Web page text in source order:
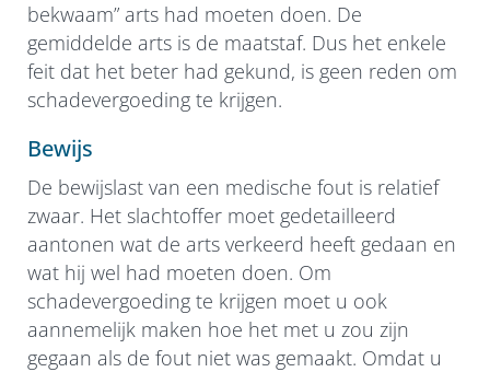
bekwaam” arts had moeten doen. De
gemiddelde arts is de maatstaf. Dus het enkele
feit dat het beter had gekund, is geen reden om
schadevergoeding te krijgen.
Bewijs
De bewijslast van een medische fout is relatief
zwaar. Het slachtoffer moet gedetailleerd
aantonen wat de arts verkeerd heeft gedaan en
wat hij wel had moeten doen. Om
schadevergoeding te krijgen moet u ook
aannemelijk maken hoe het met u zou zijn
gegaan als de fout niet was gemaakt. Omdat u